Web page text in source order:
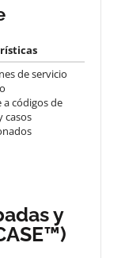
de servicio
a códigos de
casos
y